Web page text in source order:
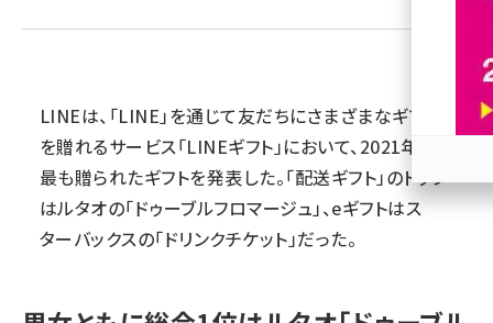
LINEは、「LINE」を通じて友だちにさまざまなギフト
を贈れるサービス「LINEギフト」において、2021年に
最も贈られたギフトを発表した。「配送ギフト」のトップ
はルタオの「ドゥーブルフロマージュ」、eギフトはス
ターバックスの「ドリンクチケット」だった。
参